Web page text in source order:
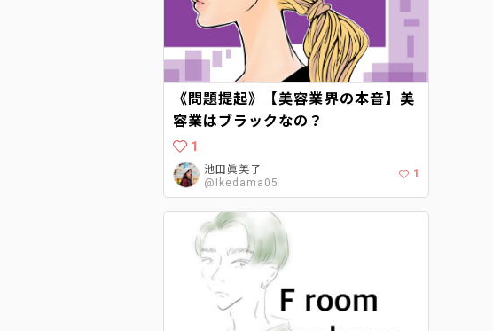
《問題提起》【美容業界の本音】美
容業はブラックなの？
1
池田眞美子
@Ikedama05
1